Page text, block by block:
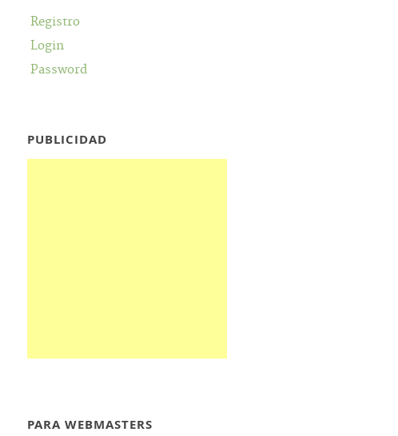
Registro
Login
Password
PUBLICIDAD
PARA WEBMASTERS